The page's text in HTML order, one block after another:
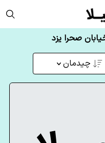
صحرا یزد
چیدمان